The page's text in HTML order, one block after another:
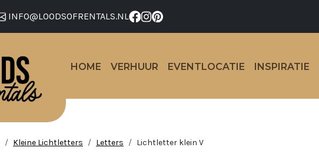
INFO@LOODSOFRENTALS.NL
HOME VERHUUR EVENTLOCATIE INSPIRATIE
Kleine Lichtletters Letters Lichtletter klein V